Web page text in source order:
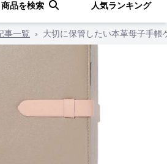
商品を検索 人気ランキング
事一覧 › 大切に保管したい本革母子手帳